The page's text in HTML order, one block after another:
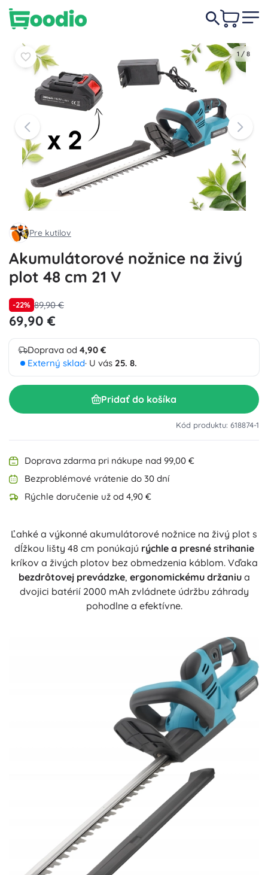
1 / 8
Pre kutilov
Akumulátorové nožnice na živý
plot 48 cm 21 V
-22% 89,90 €
69,90 €
Doprava od 4,90 €
Externý sklad· U vás 25. 8.
Pridať do košíka
Kód produktu: 618874-1
Doprava zdarma pri nákupe nad 99,00 €
Bezproblémové vrátenie do 30 dní
Rýchle doručenie už od 4,90 €
Ľahké a výkonné akumulátorové nožnice na živý plot s
dĺžkou lišty 48 cm ponúkajú rýchle a presné strihanie
kríkov a živých plotov bez obmedzenia káblom. Vďaka
bezdrôtovej prevádzke, ergonomickému držaniua
dvojici batérií 2000 mAh zvládnete údržbu záhrady
pohodlne a efektívne.
-22% 89,90 €
Do košíka